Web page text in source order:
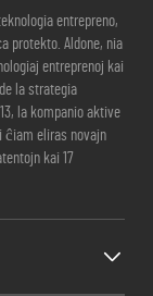
entrepreno,
protekto. Aldone, nia
entreprenoj kai
la strategia
la kompanio aktive
ĉiam eliras novajn
kai 17